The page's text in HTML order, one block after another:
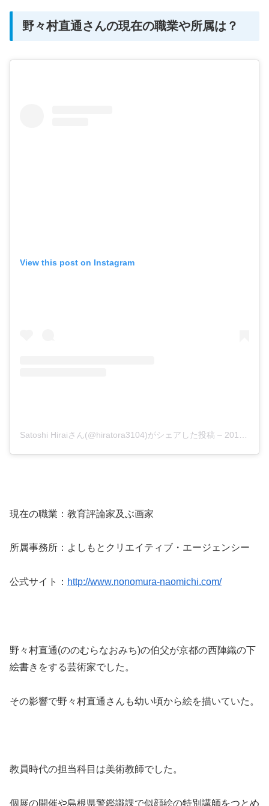
野々村直通さんの現在の職業や所属は？
View this post on Instagram
Satoshi Hiraiさん(@hiratora3104)がシェアした投稿 – 2018年11月月8日午後3時00分PST
現在の職業：教育評論家及ぶ画家
所属事務所：よしもとクリエイティブ・エージェンシー
公式サイト： http://www.nonomura-naomichi.com/
野々村直通(ののむらなおみち)の伯父が京都の西陣織の下
絵書きをする芸術家でした。
その影響で野々村直通さんも幼い頃から絵を描いていた。
教員時代の担当科目は美術教師でした。
個展の開催や島根県警鑑識課で似顔絵の特別講師をつとめ